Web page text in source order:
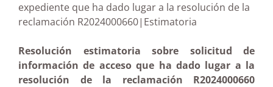
expediente que ha dado lugar a la resolución de la
reclamación R2024000660|Estimatoria
Resolución estimatoria sobre solicitud de
información de acceso que ha dado lugar a la
resolución de la reclamación R2024000660